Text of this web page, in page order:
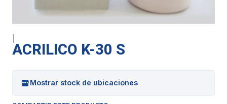
ACRILICO K-30 S
Mostrar stock de ubicaciones